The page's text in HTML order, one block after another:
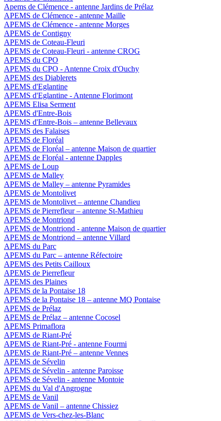
Apems de Clémence - antenne Jardins de Prélaz
APEMS de Clémence - antenne Maille
APEMS de Clémence - antenne Morges
APEMS de Contigny
APEMS de Coteau-Fleuri
APEMS de Coteau-Fleuri - antenne CROG
APEMS du CPO
APEMS du CPO - Antenne Croix d'Ouchy
APEMS des Diablerets
APEMS d'Eglantine
APEMS d'Eglantine - Antenne Florimont
APEMS Elisa Serment
APEMS d'Entre-Bois
APEMS d'Entre-Bois – antenne Bellevaux
APEMS des Falaises
APEMS de Floréal
APEMS de Floréal – antenne Maison de quartier
APEMS de Floréal - antenne Dapples
APEMS de Loup
APEMS de Malley
APEMS de Malley – antenne Pyramides
APEMS de Montolivet
APEMS de Montolivet – antenne Chandieu
APEMS de Pierrefleur – antenne St-Mathieu
APEMS de Montriond
APEMS de Montriond - antenne Maison de quartier
APEMS de Montriond – antenne Villard
APEMS du Parc
APEMS du Parc – antenne Réfectoire
APEMS des Petits Cailloux
APEMS de Pierrefleur
APEMS des Plaines
APEMS de la Pontaise 18
APEMS de la Pontaise 18 – antenne MQ Pontaise
APEMS de Prélaz
APEMS de Prélaz – antenne Cocosel
APEMS Primaflora
APEMS de Riant-Pré
APEMS de Riant-Pré - antenne Fourmi
APEMS de Riant-Pré – antenne Vennes
APEMS de Sévelin
APEMS de Sévelin - antenne Paroisse
APEMS de Sévelin - antenne Montoie
APEMS du Val d'Angrogne
APEMS de Vanil
APEMS de Vanil – antenne Chissiez
APEMS de Vers-chez-les-Blanc